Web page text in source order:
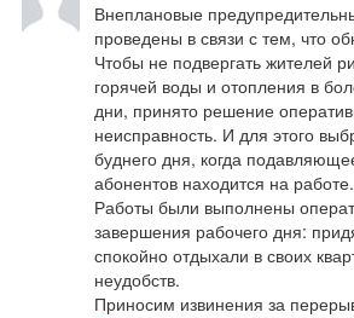
Внеплановые
проведены в связи с тем, что
Чтобы не подвергать жителей
горячей воды и отопления в
дни, принято решение
неисправность. И для этого
буднего дня, когда
абонентов находится на работе.
Работы были выполнены
завершения рабочего дня:
спокойно отдыхали в своих
неудобств.
Приносим извинения за